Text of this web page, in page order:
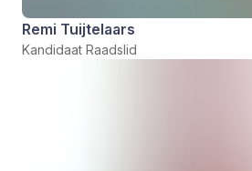
Remi Tuijtelaars
Kandidaat Raadslid